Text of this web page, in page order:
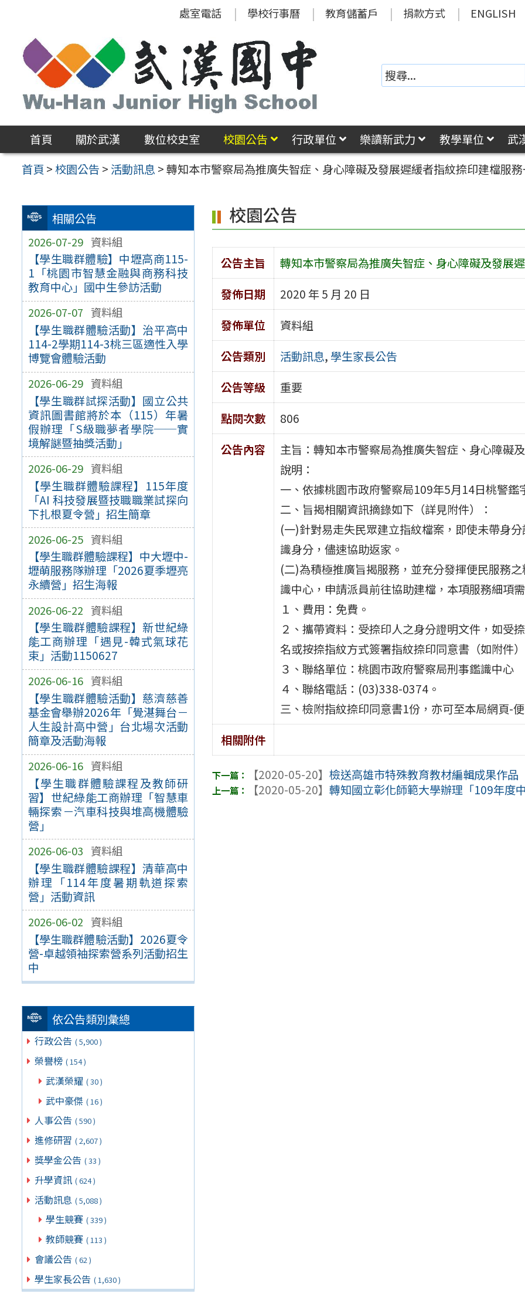
區
處室電話 學校行事曆 教育儲蓄戶 捐款方式 ENGLISH
首頁 關於武漢 數位校史室 校園公告 行政單位 樂讀新武力 教學單位 武
首頁 >校園公告 > 活動訊息 >轉知本市警察局為推廣失智症、身心障礙及發展遲緩者指紋捺印建檔服務
相關公告
2026-07-29 資料組
【學生職群體驗】中壢高商115-
1「桃園市智慧金融與商務科技
教育中心」國中生參訪活動
2026-07-07 資料組
【學生職群體驗活動】治平高中
114-2學期114-3桃三區適性入學
博覽會體驗活動
2026-06-29 資料組
【學生職群試探活動】國立公共
資訊圖書館將於本（115）年暑
假辦理「S級職夢者學院──實
境解謎暨抽獎活動」
2026-06-29 資料組
【學生職群體驗課程】115年度
「AI 科技發展暨技職職業試探向
下扎根夏令營」招生簡章
2026-06-25 資料組
【學生職群體驗課程】中大壢中-
壢萌服務隊辦理「2026夏季壢亮
永續營」招生海報
2026-06-22 資料組
【學生職群體驗課程】新世紀綠
能工商辦理「遇見-韓式氣球花
束」活動1150627
2026-06-16 資料組
【學生職群體驗活動】慈濟慈善
基金會舉辦2026年「覺湛舞台－
人生設計高中營」台北場次活動
簡章及活動海報
2026-06-16 資料組
【學生職群體驗課程及教師研
習】世紀綠能工商辦理「智慧車
輛探索－汽車科技與堆高機體驗
營」
2026-06-03 資料組
【學生職群體驗課程】清華高中
辦理「114年度暑期軌道探索
營」活動資訊
2026-06-02 資料組
【學生職群體驗活動】2026夏令
營-卓越領袖探索營系列活動招生
中
依公告類別彙總
行政公告 ( 5,900 )
榮譽榜 ( 154 )
武漢榮耀 ( 30 )
武中豪傑 ( 16 )
人事公告 ( 590 )
進修研習 ( 2,607 )
獎學金公告 ( 33 )
升學資訊 ( 624 )
活動訊息 ( 5,088 )
學生競賽 ( 339 )
教師競賽 ( 113 )
會議公告 ( 62 )
學生家長公告 ( 1,630 )
校園公告
公告主旨
轉知本市警察局為推廣失智症、身心障礙及發展
發佈日期
2020 年 5 月 20 日
發佈單位
資料組
公告類別
活動訊息, 學生家長公告
公告等級
重要
點閱次數
806
公告內容
主旨：轉知本市警察局為推廣失智症、身心障礙
說明：
一、依據桃園市政府警察局109年5月14日桃警鑑
二、旨揭相關資訊摘錄如下（詳見附件）：
(一)針對易走失民眾建立指紋檔案，即使未帶身
識身分，儘速協助返家。
(二)為積極推廣旨揭服務，並充分發揮便民服務
識中心，申請派員前往協助建檔，本項服務細項需
１、費用：免費。
２、攜帶資料：受捺印人之身分證明文件，如受
名或按捺指紋方式簽署指紋捺印同意書（如附件
３、聯絡單位：桃園市政府警察局刑事鑑識中心
４、聯絡電話：(03)338-0374。
三、檢附指紋捺印同意書1份，亦可至本局網頁-便
相關附件
【2020-05-20】檢送高雄市特殊教育教材編輯成果作品
【2020-05-20】轉知國立彰化師範大學辦理「109年度